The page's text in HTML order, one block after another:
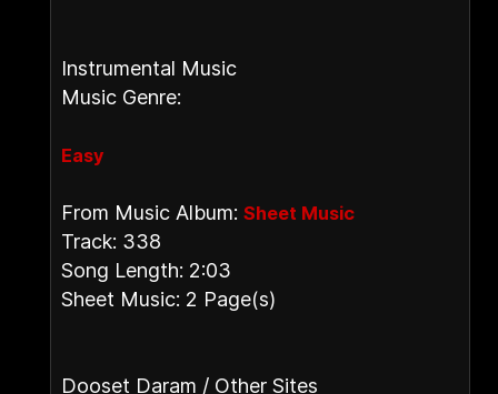
Instrumental Music
Music Genre:
Easy
From Music Album: Sheet Music
Track: 338
Song Length: 2:03
Sheet Music: 2 Page(s)
Dooset Daram / Other Sites